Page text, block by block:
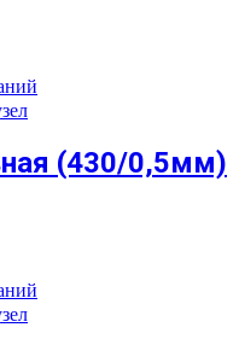
(430/0,5мм)